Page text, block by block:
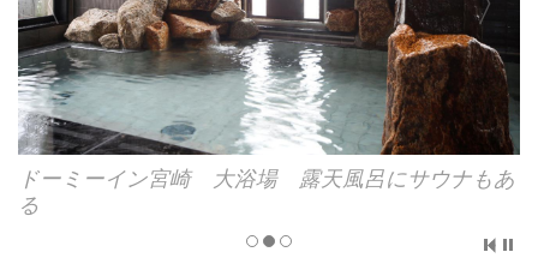
ドーミーイン宮崎 大浴場 露天風呂にサウナもあ
る